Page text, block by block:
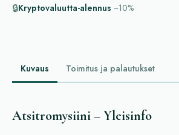
🔒Kryptovaluutta-alennus −10%
Kuvaus Toimitus ja palautukset
Atsitromysiini – Yleisinfo